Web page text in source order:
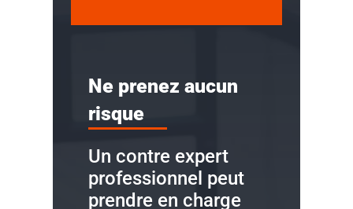
Ne prenez aucun
risque
Un contre expert
professionnel peut
prendre en charge